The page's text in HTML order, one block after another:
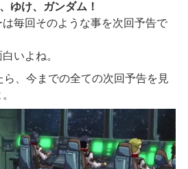
ゆけ、ガンダム！
毎回そのような事を次回予告で
いよね。
、今までの全ての次回予告を見